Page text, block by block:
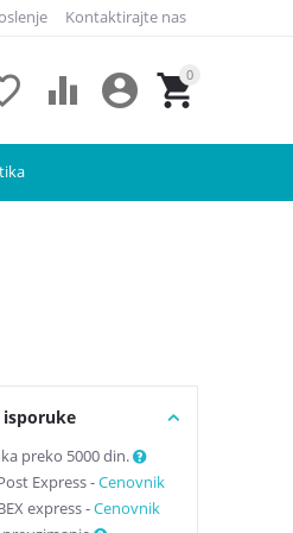
Kontaktirajte nas
0



isporuke
preko 5000 din.
Express -Cenovnik
express -Cenovnik